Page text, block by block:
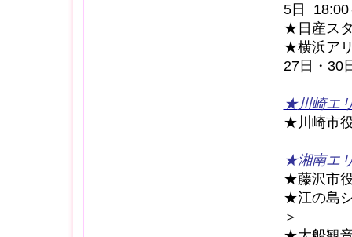
5日 18:00
★日産ス
★横浜ア
27日・30
★川崎エ
★川崎市
★湘南エ
★藤沢市
★江の島
＞